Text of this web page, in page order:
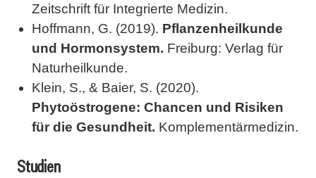
Zeitschrift für Integrierte Medizin.
Hoffmann, G. (2019). Pflanzenheilkunde
und Hormonsystem. Freiburg: Verlag für
Naturheilkunde.
Klein, S., & Baier, S. (2020).
Phytoöstrogene: Chancen und Risiken
für die Gesundheit. Komplementärmedizin.
Studien